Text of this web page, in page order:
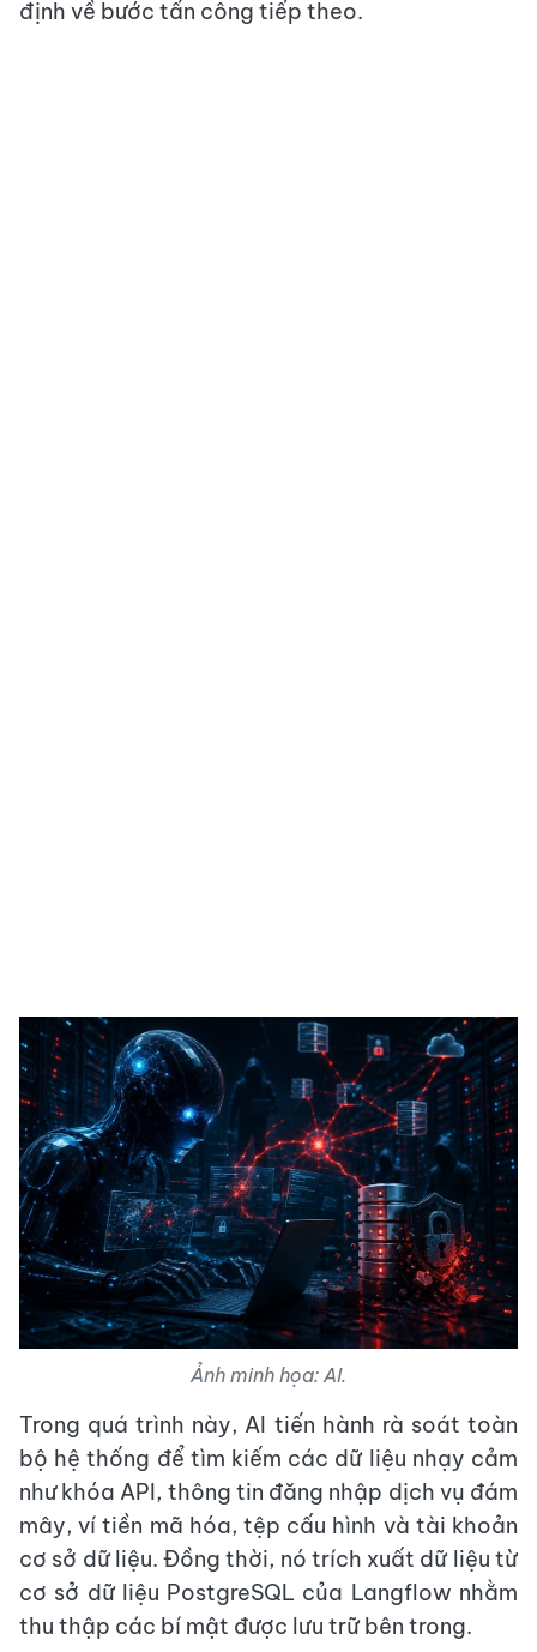
định về bước tấn công tiếp theo.
Ảnh minh họa: AI.
Trong quá trình này, AI tiến hành rà soát toàn
bộ hệ thống để tìm kiếm các dữ liệu nhạy cảm
như khóa API, thông tin đăng nhập dịch vụ đám
mây, ví tiền mã hóa, tệp cấu hình và tài khoản
cơ sở dữ liệu. Đồng thời, nó trích xuất dữ liệu từ
cơ sở dữ liệu PostgreSQL của Langflow nhằm
thu thập các bí mật được lưu trữ bên trong.